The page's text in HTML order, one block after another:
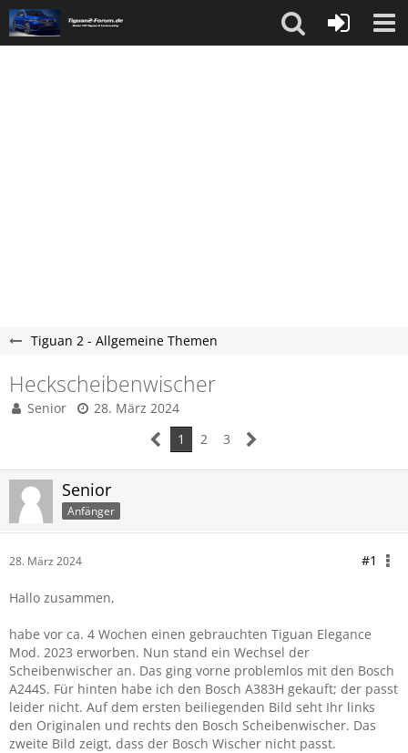
Tiguan 2 - Allgemeine Themen
Heckscheibenwischer
Senior
28. März 2024
1
2 3
Senior
Anfänger
28. März 2024 #1
Hallo zusammen,
habe vor ca. 4 Wochen einen gebrauchten Tiguan Elegance
Mod. 2023 erworben. Nun stand ein Wechsel der
Scheibenwischer an. Das ging vorne problemlos mit den Bosch
A244S. Für hinten habe ich den Bosch A383H gekauft; der passt
leider nicht. Auf dem ersten beiliegenden Bild seht Ihr links
den Originalen und rechts den Bosch Scheibenwischer. Das
zweite Bild zeigt, dass der Bosch Wischer nicht passt.